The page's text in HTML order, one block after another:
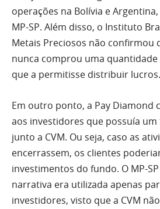
operações na Bolívia e
MP-SP. Além disso, o Instituto
Metais Preciosos não confirmou
nunca comprou uma
que a permitisse distribuir lucros.
Em outro ponto, a Pay Diamond
aos investidores que possuía
junto a CVM. Ou seja, caso as
encerrassem, os clientes
investimentos do fundo. O MP-
narrativa era utilizada apenas
investidores, visto que a CVM